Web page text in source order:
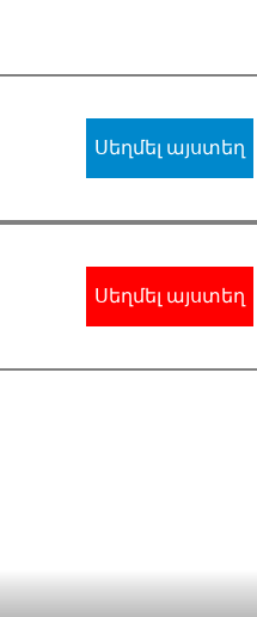
Սեղմել այստեղ
Սեղմել այստեղ